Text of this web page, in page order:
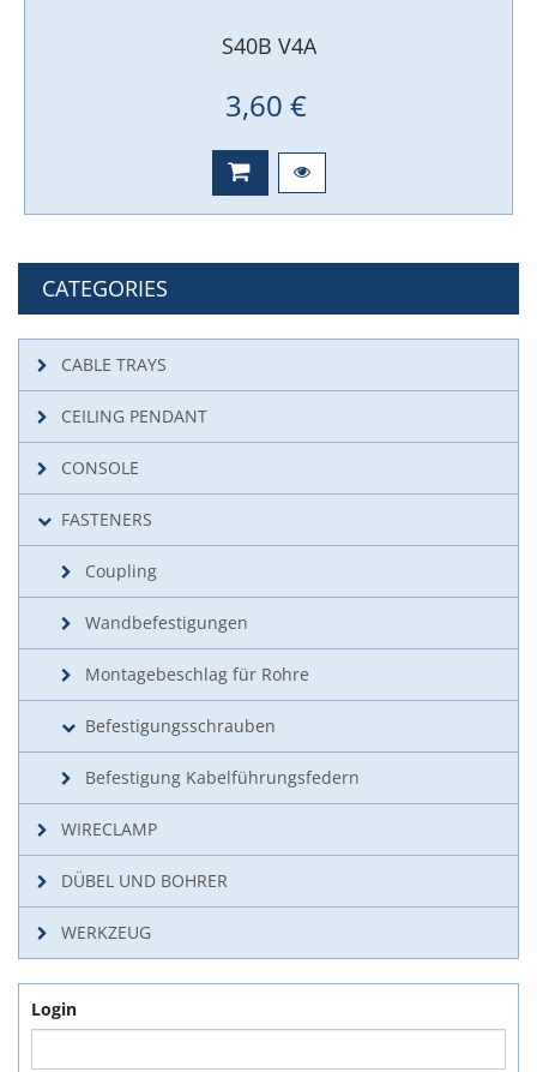
S40B V4A
3,60 €
CATEGORIES
CABLE TRAYS
CEILING PENDANT
CONSOLE
FASTENERS
Coupling
Wandbefestigungen
Montagebeschlag für Rohre
Befestigungsschrauben
Befestigung Kabelführungsfedern
WIRECLAMP
DÜBEL UND BOHRER
WERKZEUG
Login